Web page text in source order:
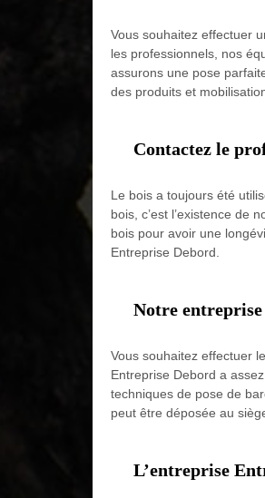
Vous souhaitez effectuer
les professionnels, nos
assurons une pose
des produits et
Contactez le
Le bois a toujours été
bois, c’est l’existence de
bois pour avoir une
Entreprise Debord.
Notre
Vous souhaitez effectuer
Entreprise Debord a
techniques de pose de
peut être déposée au
L’entreprise